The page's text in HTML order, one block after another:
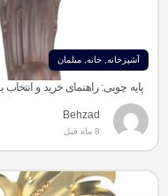
آشپزخانه, خانه, مبلمان
پایه چوبی: راهنمای خرید و انتخاب
Behzad
8 ماه قبل